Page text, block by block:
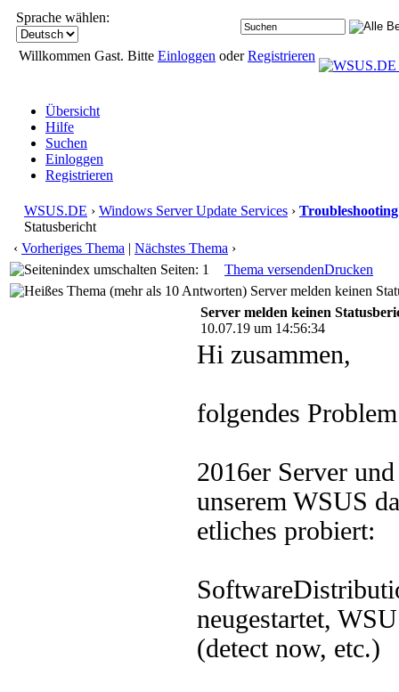
Sprache wählen:
Willkommen Gast. Bitte Einloggen oderRegistrieren
Übersicht
Hilfe
Suchen
Einloggen
Registrieren
WSUS.DE › Windows Server Update Services › Troubleshooting
Statusbericht
‹ Vorheriges Thema | Nächstes Thema ›
Seiten: 1
Thema versendenDrucken
Server melden keinen
Server melden keinen
10.07.19 um 14:56:34
Hi zusammen,
folgendes
2016er Server
unserem WSUS
etliches probiert:
neugestartet,
(detect now, etc.)